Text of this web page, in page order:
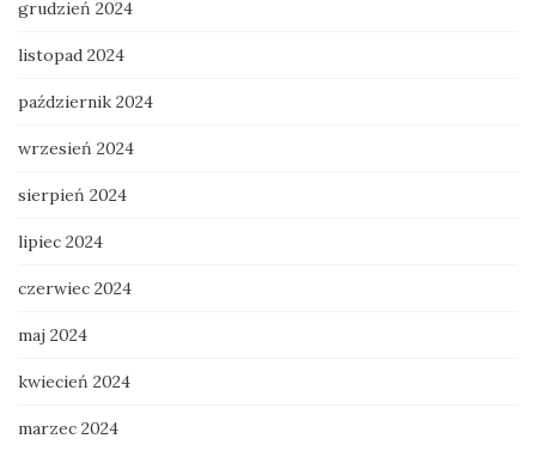
grudzień 2024
listopad 2024
październik 2024
wrzesień 2024
sierpień 2024
lipiec 2024
czerwiec 2024
maj 2024
kwiecień 2024
marzec 2024